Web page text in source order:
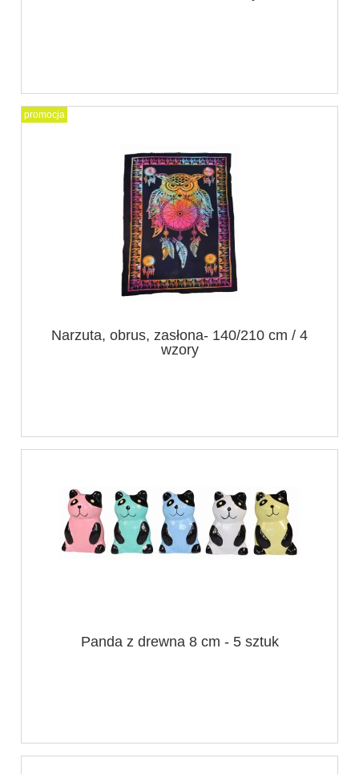
Narzuta, obrus, zasłona- 140/210 cm / 4
wzory
promocja
Panda z drewna 8 cm - 5 sztuk